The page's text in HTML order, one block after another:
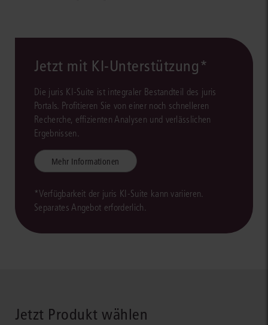
Jetzt mit KI-Unterstützung*
Die juris KI-Suite ist integraler Bestandteil des juris
Portals. Profitieren Sie von einer noch schnelleren
Recherche, effizienten Analysen und verlässlichen
Ergebnissen.
Mehr Informationen
*Verfügbarkeit der juris KI-Suite kann variieren.
Separates Angebot erforderlich.
Jetzt Produkt wählen